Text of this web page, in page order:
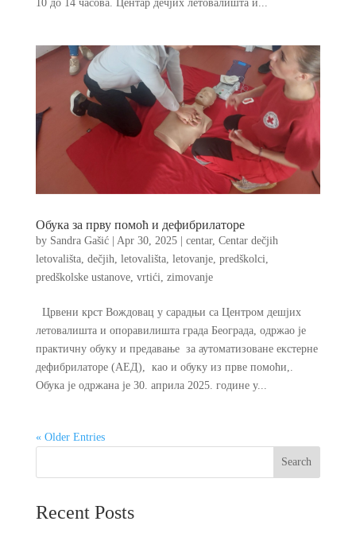
10 до 14 часова. Центар дечјих летовалишта и...
Обука за прву помоћ и дефибрилаторе
by Sandra Gašić| Apr 30, 2025| centar, Centar dečjih
letovališta, dečjih, letovališta, letovanje, predškolci,
predškolske ustanove, vrtići, zimovanje
Црвени крст Вождовац у сарадњи са Центром дешјих
летовалишта и опоравилишта града Београда, одржао је
практичну обуку и предавање за аутоматизоване екстерне
дефибрилаторе (АЕД), као и обуку из прве помоћи,.
Обука је одржана је 30. априла 2025. године у...
« Older Entries
Search
Recent Posts